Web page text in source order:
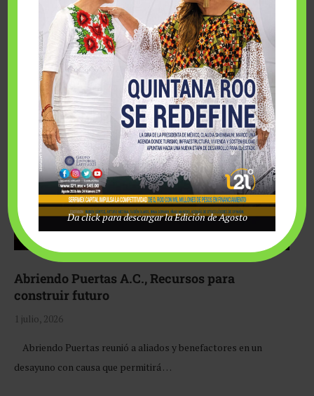
Fairmont Mayakoba y Make-A-Wish México unieron
esfuerzos para hacer realidad el deseo de una …
Abriendo Puertas A.C., Recursos para
construir futuro
1 julio, 2026
Abriendo Puertas reunió a aliados y benefactores en un
desayuno con causa que permitirá …
Da click para descargar la Edición de Agosto